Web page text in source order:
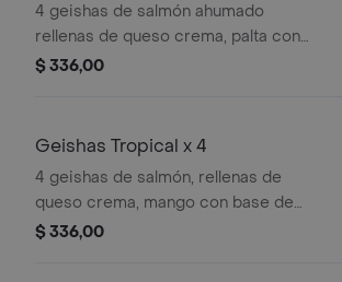
4 geishas de salmón ahumado
rellenas de queso crema, palta con
base de arroz.
$ 336,00
Geishas Tropical x 4
4 geishas de salmón, rellenas de
queso crema, mango con base de
arroz.
$ 336,00